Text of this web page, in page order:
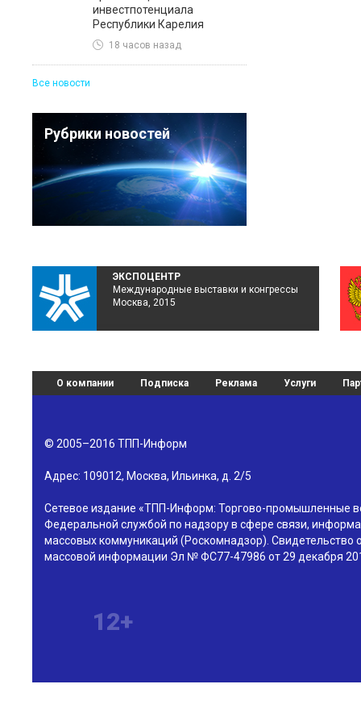
инвестпотенциала
Республики Карелия
18 часов назад
Все новости
Рубрики новостей
ЭКСПОЦЕНТР
Международные выставки и конгрессы
Москва, 2015
О компании Подписка Реклама Услуги
© 2005–2016 ТПП-Информ
Адрес: 109012, Москва, Ильинка, д. 2/5
Сетевое издание «ТПП-Информ: Торгово-промышленные
Федеральной службой по надзору в сфере связи,
массовых коммуникаций (Роскомнадзор). Свидетельство
массовой информации Эл № ФС77-47986 от 29 декабря
12+